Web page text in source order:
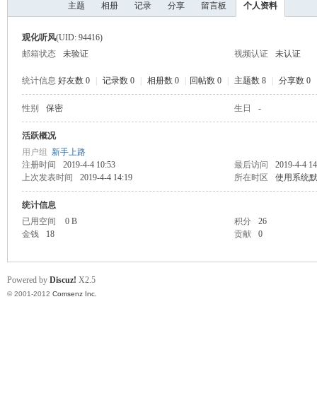
主题 相册 记录 分享 留言板 个人资料
观化听风(UID: 94416)
邮箱状态
未验证 视频认证 未认证
统计信息 好友数 0 记录数 0 相册数 0 回帖数 0 主题数 8 分享数 0
性别 保密 生日 -
活跃概况
用户组 新手上路
注册时间
2019-4-4 10:53 最后访问
2019-4-4
上次发表时间
2019-4-4 14:19 所在时区 使用系统
统计信息
已用空间
0 B 积分
26
金钱
18 贡献 0
Powered by Discuz! X2.5
© 2001-2012 Comsenz Inc.